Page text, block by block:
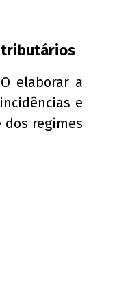
tributários
elaborar a
e
dos regimes